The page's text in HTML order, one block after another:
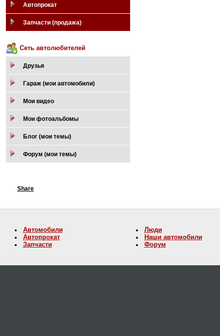
Автопрокат
Запчасти (продажа)
Сеть автолюбителей
Друзья
Гараж (мои автомобили)
Мои видео
Мои фотоальбомы
Блог (мои темы)
Форум (мои темы)
Share
Автомобили
Автопрокат
Запчасти
Люди
Наши автомобили
Форум